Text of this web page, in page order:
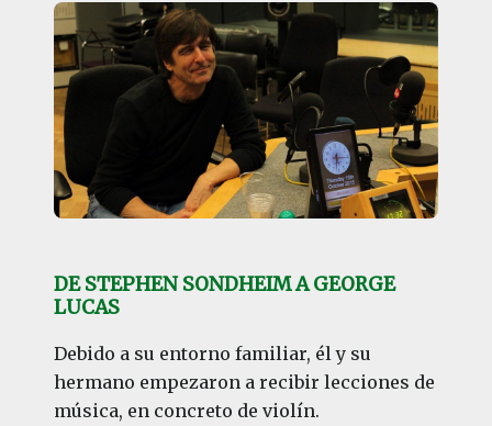
DE STEPHEN SONDHEIM A GEORGE
LUCAS
Debido a su entorno familiar, él y su
hermano empezaron a recibir lecciones de
música, en concreto de violín.